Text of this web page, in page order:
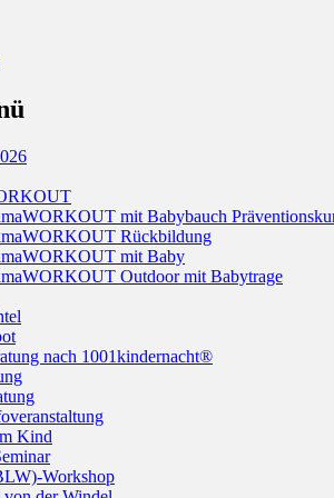
& Soul
mit Babybauch
Rückbildung
mit Baby
Outdoor mit Babytrage
nach 1001kindernacht®
Kind
Workshop